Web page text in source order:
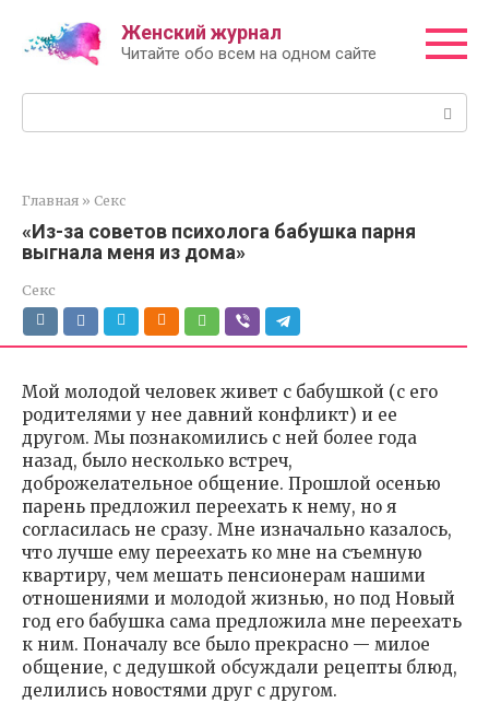
контенту
Женский журнал
Читайте обо всем на одном сайте
Главная » Секс
«Из-за советов психолога бабушка парня
выгнала меня из дома»
Секс
Мой молодой человек живет с бабушкой (с его
родителями у нее давний конфликт) и ее
другом. Мы познакомились с ней более года
назад, было несколько встреч,
доброжелательное общение. Прошлой осенью
парень предложил переехать к нему, но я
согласилась не сразу. Мне изначально казалось,
что лучше ему переехать ко мне на съемную
квартиру, чем мешать пенсионерам нашими
отношениями и молодой жизнью, но под Новый
год его бабушка сама предложила мне переехать
к ним. Поначалу все было прекрасно — милое
общение, с дедушкой обсуждали рецепты блюд,
делились новостями друг с другом.